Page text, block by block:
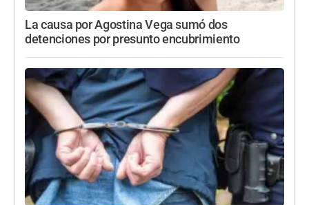
La causa por Agostina Vega sumó dos
detenciones por presunto encubrimiento